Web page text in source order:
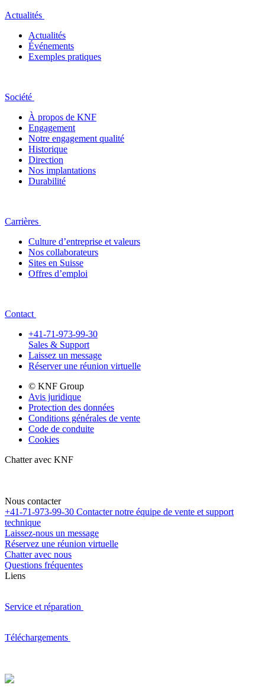
Actualités
Actualités
Événements
Exemples pratiques
Société
À propos de KNF
Engagement
Notre engagement qualité
Historique
Direction
Nos implantations
Durabilité
Carrières
Culture d’entreprise et valeurs
Nos collaborateurs
Sites en Suisse
Offres d’emploi
Contact
+41-71-973-99-30
Sales & Support
Laissez un message
Réserver une réunion virtuelle
© KNF Group
Avis juridique
Protection des données
Conditions générales de vente
Code de conduite
Cookies
Chatter avec KNF
Nous contacter
+41-71-973-99-30 Contacter notre équipe de vente et support
technique
Laissez-nous un message
Réservez une réunion virtuelle
Chatter avec nous
Questions fréquentes
Liens
Service et réparation
Téléchargements